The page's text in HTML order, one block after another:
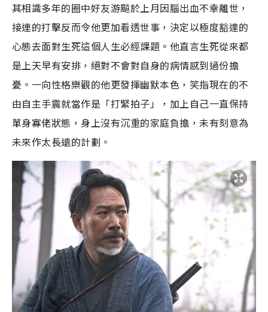
其相識多年的圈中好友游飈於上月因腦出血不幸離世，
接連的打擊反而令他更加看透世事，決定以極度豁達的
心態去面對生死這個人生必經課題。他直言生死從來都
是上天早有安排，絕對不會對自身的病情感到過份擔
憂。一向性格樂觀的他更發揮幽默本色，笑指現在的不
由自主手震就當作是「打緊拍子」，加上自己一直保持
單身寡佬狀態，身上沒有沉重的家庭負擔，未有刻意為
未來作太長遠的計劃。